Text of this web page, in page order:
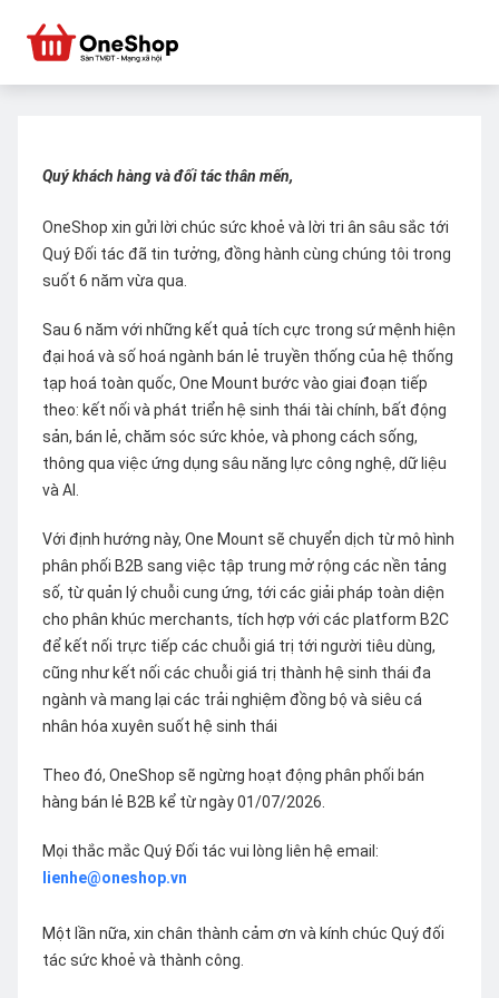
Quý khách hàng và đối tác thân mến,
OneShop xin gửi lời chúc sức khoẻ và lời tri ân sâu sắc tới
Quý Đối tác đã tin tưởng, đồng hành cùng chúng tôi trong
suốt 6 năm vừa qua.
Sau 6 năm với những kết quả tích cực trong sứ mệnh hiện
đại hoá và số hoá ngành bán lẻ truyền thống của hệ thống
tạp hoá toàn quốc, One Mount bước vào giai đoạn tiếp
theo: kết nối và phát triển hệ sinh thái tài chính, bất động
sản, bán lẻ, chăm sóc sức khỏe, và phong cách sống,
thông qua việc ứng dụng sâu năng lực công nghệ, dữ liệu
và AI.
Với định hướng này, One Mount sẽ chuyển dịch từ mô hình
phân phối B2B sang việc tập trung mở rộng các nền tảng
số, từ quản lý chuỗi cung ứng, tới các giải pháp toàn diện
cho phân khúc merchants, tích hợp với các platform B2C
để kết nối trực tiếp các chuỗi giá trị tới người tiêu dùng,
cũng như kết nối các chuỗi giá trị thành hệ sinh thái đa
ngành và mang lại các trải nghiệm đồng bộ và siêu cá
nhân hóa xuyên suốt hệ sinh thái
Theo đó, OneShop sẽ ngừng hoạt động phân phối bán
hàng bán lẻ B2B kể từ ngày 01/07/2026.
Mọi thắc mắc Quý Đối tác vui lòng liên hệ email:
lienhe@oneshop.vn
Một lần nữa, xin chân thành cảm ơn và kính chúc Quý đối
tác sức khoẻ và thành công.